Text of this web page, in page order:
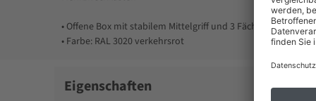
• Offene Box mit stabilem Mittelgriff und 3 Fächern
• Farbe: RAL 3020 verkehrsrot
Eigenschaften